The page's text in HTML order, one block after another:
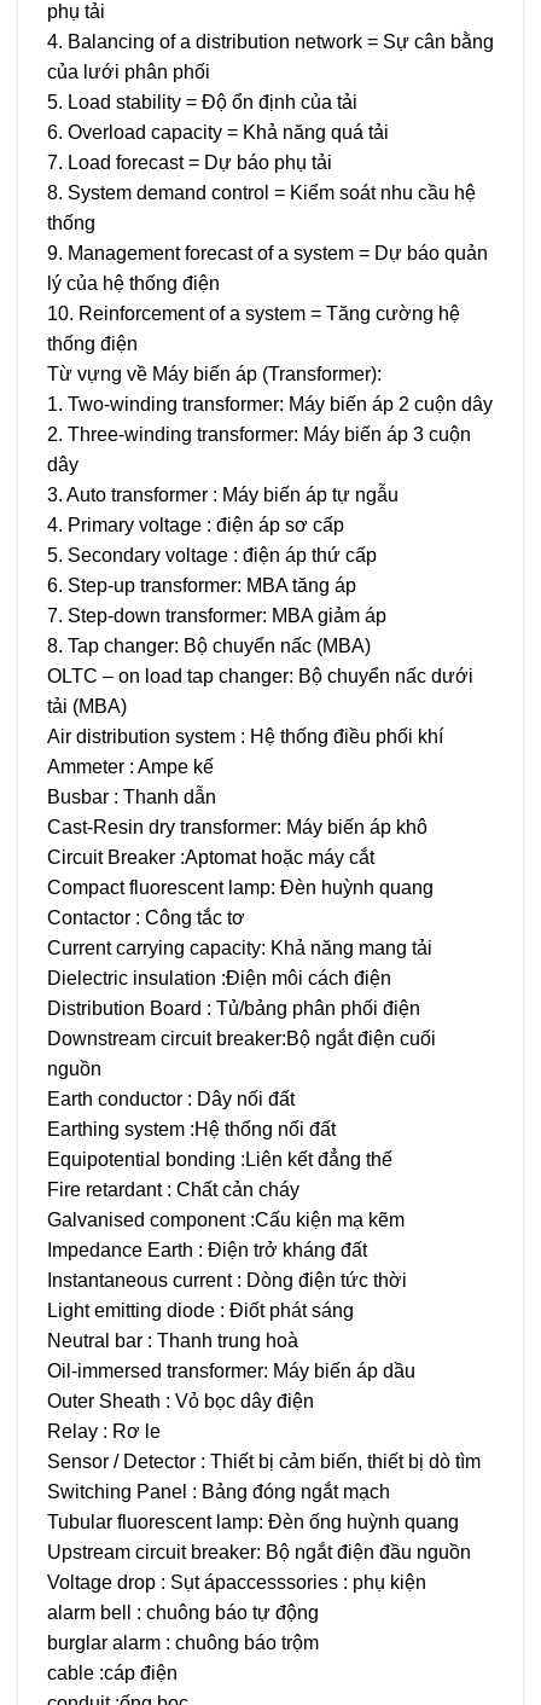
phụ tải
4. Balancing of a distribution network = Sự cân bằng
của lưới phân phối
5. Load stability = Độ ổn định của tải
6. Overload capacity = Khả năng quá tải
7. Load forecast = Dự báo phụ tải
8. System demand control = Kiểm soát nhu cầu hệ
thống
9. Management forecast of a system = Dự báo quản
lý của hệ thống điện
10. Reinforcement of a system = Tăng cường hệ
thống điện
Từ vựng về Máy biến áp (Transformer):
1. Two-winding transformer: Máy biến áp 2 cuộn dây
2. Three-winding transformer: Máy biến áp 3 cuộn
dây
3. Auto transformer : Máy biến áp tự ngẫu
4. Primary voltage : điện áp sơ cấp
5. Secondary voltage : điện áp thứ cấp
6. Step-up transformer: MBA tăng áp
7. Step-down transformer: MBA giảm áp
8. Tap changer: Bộ chuyển nấc (MBA)
OLTC – on load tap changer: Bộ chuyển nấc dưới
tải (MBA)
Air distribution system : Hệ thống điều phối khí
Ammeter : Ampe kế
Busbar : Thanh dẫn
Cast-Resin dry transformer: Máy biến áp khô
Circuit Breaker :Aptomat hoặc máy cắt
Compact fluorescent lamp: Đèn huỳnh quang
Contactor : Công tắc tơ
Current carrying capacity: Khả năng mang tải
Dielectric insulation :Điện môi cách điện
Distribution Board : Tủ/bảng phân phối điện
Downstream circuit breaker:Bộ ngắt điện cuối
nguồn
Earth conductor : Dây nối đất
Earthing system :Hệ thống nối đất
Equipotential bonding :Liên kết đẳng thế
Fire retardant : Chất cản cháy
Galvanised component :Cấu kiện mạ kẽm
Impedance Earth : Điện trở kháng đất
Instantaneous current : Dòng điện tức thời
Light emitting diode : Điốt phát sáng
Neutral bar : Thanh trung hoà
Oil-immersed transformer: Máy biến áp dầu
Outer Sheath : Vỏ bọc dây điện
Relay : Rơ le
Sensor / Detector : Thiết bị cảm biến, thiết bị dò tìm
Switching Panel : Bảng đóng ngắt mạch
Tubular fluorescent lamp: Đèn ống huỳnh quang
Upstream circuit breaker: Bộ ngắt điện đầu nguồn
Voltage drop : Sụt ápaccesssories : phụ kiện
alarm bell : chuông báo tự động
burglar alarm : chuông báo trộm
cable :cáp điện